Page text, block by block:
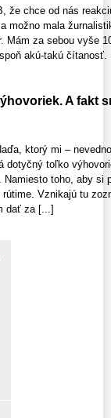
že chce od nás
možno mala
Mám za sebou vyše
akú-takú
A fakt
ktorý mi –
dotyčný toľko
toho, aby si
Vznikajú tu
dať za [...]